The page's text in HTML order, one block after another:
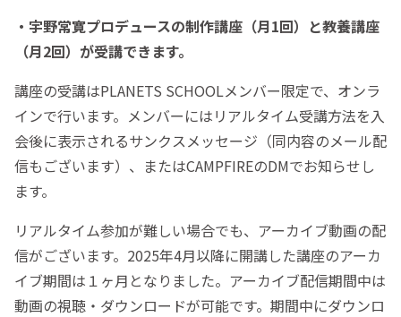
・宇野常寛プロデュースの制作講座（月1回）と教養講座
（月2回）が受講できます。
講座の受講はPLANETS SCHOOLメンバー限定で、オンラ
インで行います。メンバーにはリアルタイム受講方法を入
会後に表示されるサンクスメッセージ（同内容のメール配
信もございます）、またはCAMPFIREのDMでお知らせし
ます。
リアルタイム参加が難しい場合でも、アーカイブ動画の配
信がございます。2025年4月以降に開講した講座のアーカ
イブ期間は１ヶ月となりました。アーカイブ配信期間中は
動画の視聴・ダウンロードが可能です。期間中にダウンロ